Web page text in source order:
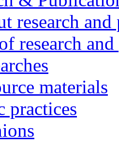
research
research
materials
practices